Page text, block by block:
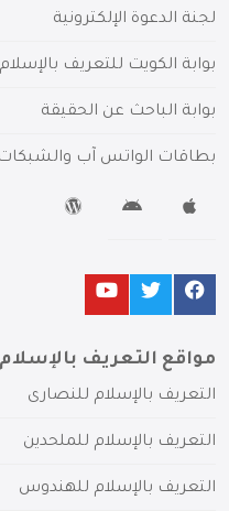
لجنة الدعوة الإلكترونية
بوابة الكويت للتعريف بالإسلام
بوابة الباحث عن الحقيقة
بطاقات الواتس آب والشبكات
مواقع التعريف بالإسلام
التعريف بالإسلام للنصارى
التعريف بالإسلام للملحدين
التعريف بالإسلام للهندوس